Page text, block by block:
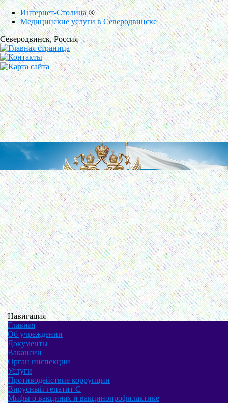
Интернет-Столица®
Медицинские услуги в Северодвинске
Северодвинск, Россия
Навигация
Главная
Об учреждении
Документы
Вакансии
Орган инспекции
Услуги
Противодействие коррупции
Вирусный гепатит С
Мифы о вакцинах и вакцинопрофилактике